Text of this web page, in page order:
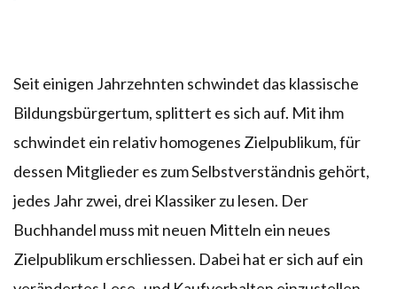
Seit einigen Jahrzehnten schwindet das klassische
Bildungsbürgertum, splittert es sich auf. Mit ihm
schwindet ein relativ homogenes Zielpublikum, für
dessen Mitglieder es zum Selbstverständnis gehört,
jedes Jahr zwei, drei Klassiker zu lesen. Der
Buchhandel muss mit neuen Mitteln ein neues
Zielpublikum erschliessen. Dabei hat er sich auf ein